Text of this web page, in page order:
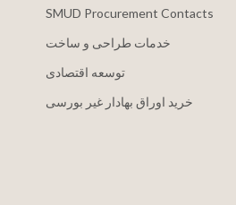
SMUD Procurement Contacts
خدمات طراحی و ساخت
توسعه اقتصادی
خرید اوراق بهادار غیر بورسی